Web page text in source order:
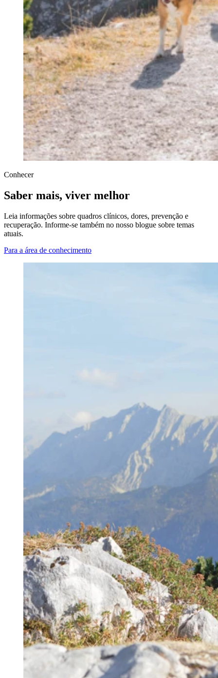
Conhecer
Saber mais, viver melhor
Leia informações sobre quadros clínicos, dores, prevenção e
recuperação. Informe-se também no nosso blogue sobre temas
atuais.
Para a área de conhecimento